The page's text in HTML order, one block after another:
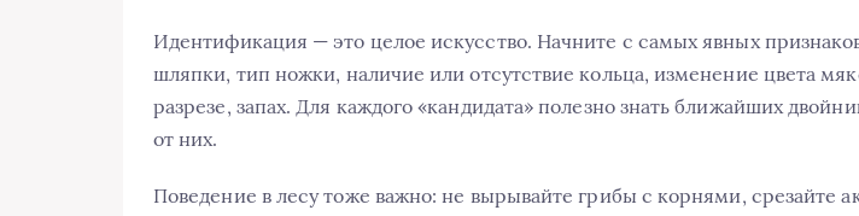
Идентификация — это целое искусство. Начните с самых явных
шляпки, тип ножки, наличие или отсутствие кольца, изменение цвета
разрезе, запах. Для каждого «кандидата» полезно знать ближайших
от них.
Поведение в лесу тоже важно: не вырывайте грибы с корнями, срезайте